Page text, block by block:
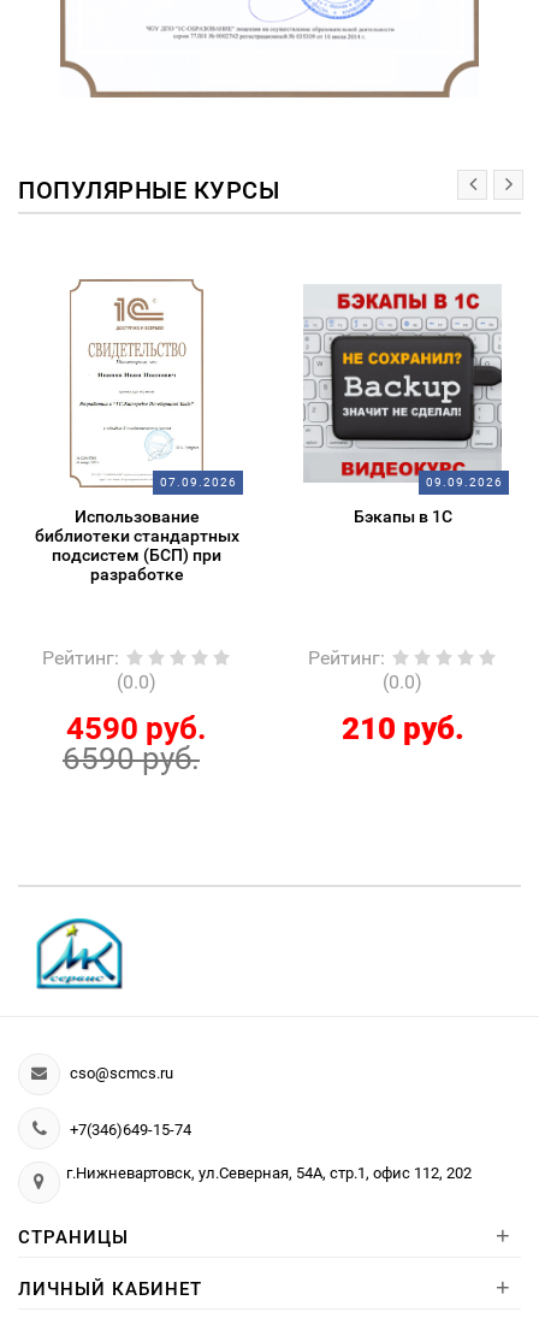
ПОПУЛЯРНЫЕ КУРСЫ
07.09.2026
Использование
библиотеки стандартных
подсистем (БСП) при
разработке
Рейтинг:
(0.0)
4590 руб.
6590 руб.
09.09.2026
Бэкапы в 1С
Рейтинг:
(0.0)
210 руб.
cso@scmcs.ru
+7(346)649-15-74
г.Нижневартовск, ул.Северная, 54А, стр.1, офис 112, 202
СТРАНИЦЫ +
ЛИЧНЫЙ КАБИНЕТ +